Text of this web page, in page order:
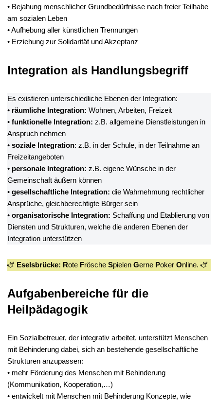
• Bejahung menschlicher Grundbedürfnisse nach freier Teilhabe
am sozialen Leben
• Aufhebung aller künstlichen Trennungen
• Erziehung zur Solidarität und Akzeptanz
Integration als Handlungsbegriff
Es existieren unterschiedliche Ebenen der Integration:
• räumliche Integration: Wohnen, Arbeiten, Freizeit
• funktionelle Integration: z.B. allgemeine Dienstleistungen in
Anspruch nehmen
• soziale Integration: z.B. in der Schule, in der Teilnahme an
Freizeitangeboten
• personale Integration: z.B. eigene Wünsche in der
Gemeinschaft äußern können
• gesellschaftliche Integration: die Wahrnehmung rechtlicher
Ansprüche, gleichberechtigte Bürger sein
• organisatorische Integration: Schaffung und Etablierung von
Diensten und Strukturen, welche die anderen Ebenen der
Integration unterstützen
🫏 Eselsbrücke: Rote Frösche Spielen Gerne Poker Online. 🫏
Aufgabenbereiche für die
Heilpädagogik
Ein Sozialbetreuer, der integrativ arbeitet, unterstützt Menschen
mit Behinderung dabei, sich an bestehende gesellschaftliche
Strukturen anzupassen:
• mehr Förderung des Menschen mit Behinderung
(Kommunikation, Kooperation,…)
• entwickelt mit Menschen mit Behinderung Konzepte, wie